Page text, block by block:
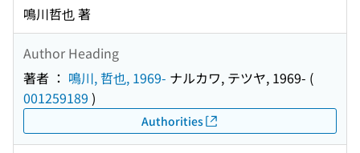
鳴川哲也 著
Author Heading
著者 ： 鳴川, 哲也, 1969- ナルカワ, テツヤ, 1969- (
001259189 )
Authorities